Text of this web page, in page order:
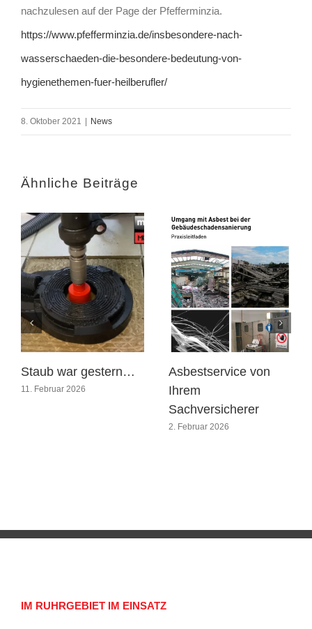
nachzulesen auf der Page der Pfefferminzia.
https://www.pfefferminzia.de/insbesondere-nach-
wasserschaeden-die-besondere-bedeutung-von-
hygienethemen-fuer-heilberufler/
8. Oktober 2021 | News
Ähnliche Beiträge
Staub war gestern…
11. Februar 2026
Asbestservice von
Ihrem
Sachversicherer
2. Februar 2026
IM RUHRGEBIET IM EINSATZ